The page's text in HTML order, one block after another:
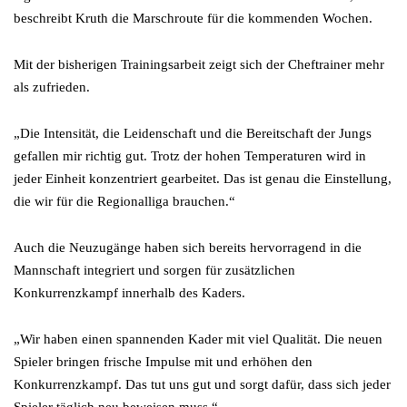
beschreibt Kruth die Marschroute für die kommenden Wochen.
Mit der bisherigen Trainingsarbeit zeigt sich der Cheftrainer mehr
als zufrieden.
„Die Intensität, die Leidenschaft und die Bereitschaft der Jungs
gefallen mir richtig gut. Trotz der hohen Temperaturen wird in
jeder Einheit konzentriert gearbeitet. Das ist genau die Einstellung,
die wir für die Regionalliga brauchen.“
Auch die Neuzugänge haben sich bereits hervorragend in die
Mannschaft integriert und sorgen für zusätzlichen
Konkurrenzkampf innerhalb des Kaders.
„Wir haben einen spannenden Kader mit viel Qualität. Die neuen
Spieler bringen frische Impulse mit und erhöhen den
Konkurrenzkampf. Das tut uns gut und sorgt dafür, dass sich jeder